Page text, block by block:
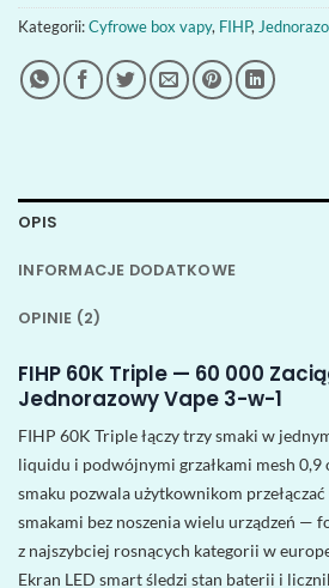
Kategorii:Cyfrowe box vapy, FIHP,
OPIS
INFORMACJE DODATKOWE
OPINIE (2)
FIHP 60K Triple — 60 000
Jednorazowy Vape 3-w-1
FIHP 60K Triple łączy trzy smaki w
liquidu i podwójnymi grzałkami mesh 0,9
smaku pozwala użytkownikom
smakami bez noszenia wielu urządzeń —
z najszybciej rosnących kategorii w
Ekran LED smart śledzi stan baterii i